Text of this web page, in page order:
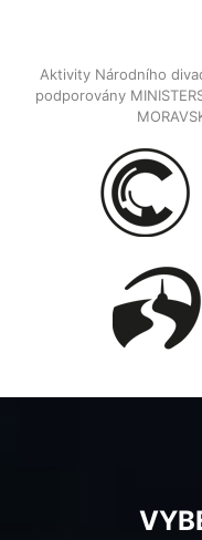
Aktivity Národního
podporovány